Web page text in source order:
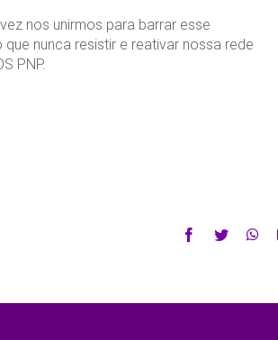
nos unirmos para barrar esse
nunca resistir e reativar nossa rede
PNP.
Facebook
Twitter